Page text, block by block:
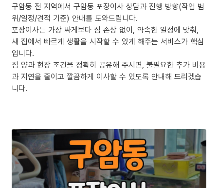
구암동 전 지역에서 구암동 포장이사 상담과 진행 방향(작업 범
위/일정/견적 기준) 안내를 도와드립니다.
포장이사는 가장 싸게보다 짐 손상 없이, 약속한 일정에 맞춰,
새 집에서 빠르게 생활을 시작할 수 있게 해주는 서비스가 핵심
입니다.
짐 양과 현장 조건을 정확히 공유해 주시면, 불필요한 추가 비용
과 지연을 줄이고 깔끔하게 이사할 수 있도록 안내해 드리겠습
니다.